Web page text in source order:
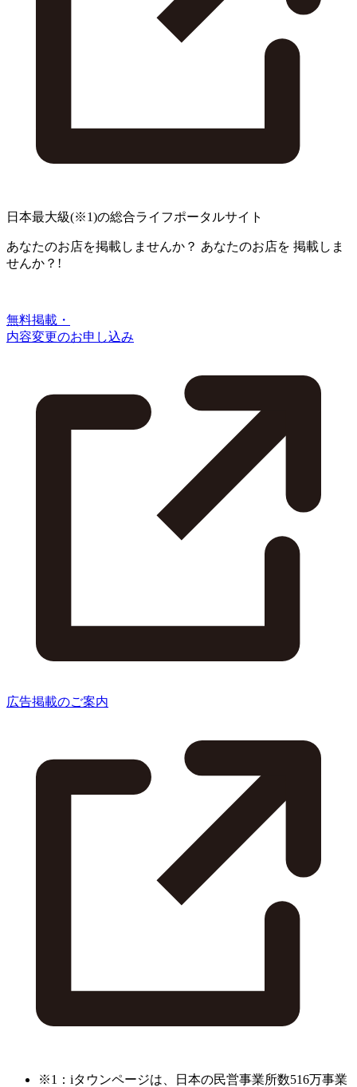
日本最大級(※1)の総合ライフポータルサイト
あなたのお店を掲載しませんか？ あなたのお店を 掲載しま
せんか？!
無料掲載・
内容変更のお申し込み
広告掲載のご案内
※1：iタウンページは、日本の民営事業所数516万事業